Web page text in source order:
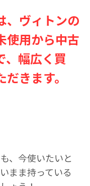
、ヴィトンの
使用から中古
、幅広く買
きます。
、今使いたいと
まま持っている